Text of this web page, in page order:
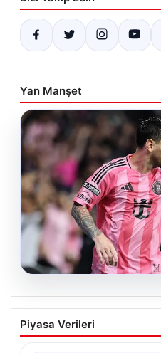
Yan Manşet
Dünya Kupası
Inter Miami’nin geri
Piyasa Verileri